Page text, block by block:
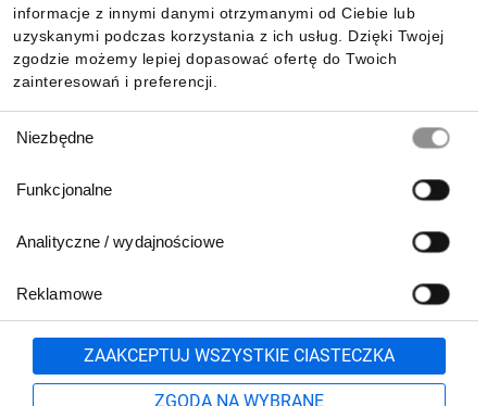
informacje z innymi danymi otrzymanymi od Ciebie lub
uzyskanymi podczas korzystania z ich usług. Dzięki Twojej
zgodzie możemy lepiej dopasować ofertę do Twoich
zainteresowań i preferencji.
zgody
Niezbędne
Funkcjonalne
Analityczne / wydajnościowe
Reklamowe
ZAAKCEPTUJ WSZYSTKIE CIASTECZKA
ZGODA NA WYBRANE
Pobierz naszą aplikację mobilną:
801 500 700 lub
71 37 61 600
Formularz kontaktowy